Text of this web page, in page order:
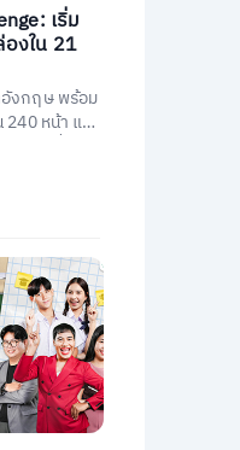
เริ่ม
งใน 21
งกฤษ พร้อม
หน้า และ